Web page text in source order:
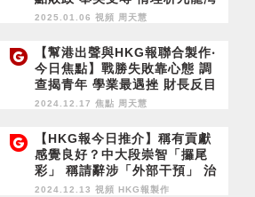
車禍 關員為何犯險攔截？談紀
2025.01.06 視頻 周天慧
【幫港出聲與HKG報聯合製作‧
今日焦點】戰勝失敗靠心態 調
查揭青年 學業最遇挫 財長反目
跳船 杜魯多危上危 美恰加時
2024.12.17 焦點 周天慧
【HKG報今日推介】稱有貢獻
感覺良好？中大段崇智「攞尾
彩」 稱請辭涉「外部干預」 治
下混亂 何必賴人？
2024.12.13 視頻 HKG報製作